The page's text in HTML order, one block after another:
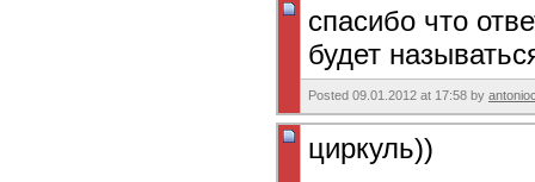
спасибо что
будет
Posted 09.01.2012 at 17:58 by
циркуль))